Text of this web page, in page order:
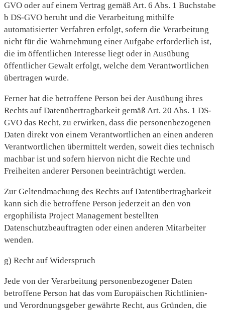
GVO oder auf einem Vertrag gemäß Art. 6 Abs. 1 Buchstabe
b DS-GVO beruht und die Verarbeitung mithilfe
automatisierter Verfahren erfolgt, sofern die Verarbeitung
nicht für die Wahrnehmung einer Aufgabe erforderlich ist,
die im öffentlichen Interesse liegt oder in Ausübung
öffentlicher Gewalt erfolgt, welche dem Verantwortlichen
übertragen wurde.
Ferner hat die betroffene Person bei der Ausübung ihres
Rechts auf Datenübertragbarkeit gemäß Art. 20 Abs. 1 DS-
GVO das Recht, zu erwirken, dass die personenbezogenen
Daten direkt von einem Verantwortlichen an einen anderen
Verantwortlichen übermittelt werden, soweit dies technisch
machbar ist und sofern hiervon nicht die Rechte und
Freiheiten anderer Personen beeinträchtigt werden.
Zur Geltendmachung des Rechts auf Datenübertragbarkeit
kann sich die betroffene Person jederzeit an den von
ergophilista Project Management bestellten
Datenschutzbeauftragten oder einen anderen Mitarbeiter
wenden.
g) Recht auf Widerspruch
Jede von der Verarbeitung personenbezogener Daten
betroffene Person hat das vom Europäischen Richtlinien-
und Verordnungsgeber gewährte Recht, aus Gründen, die